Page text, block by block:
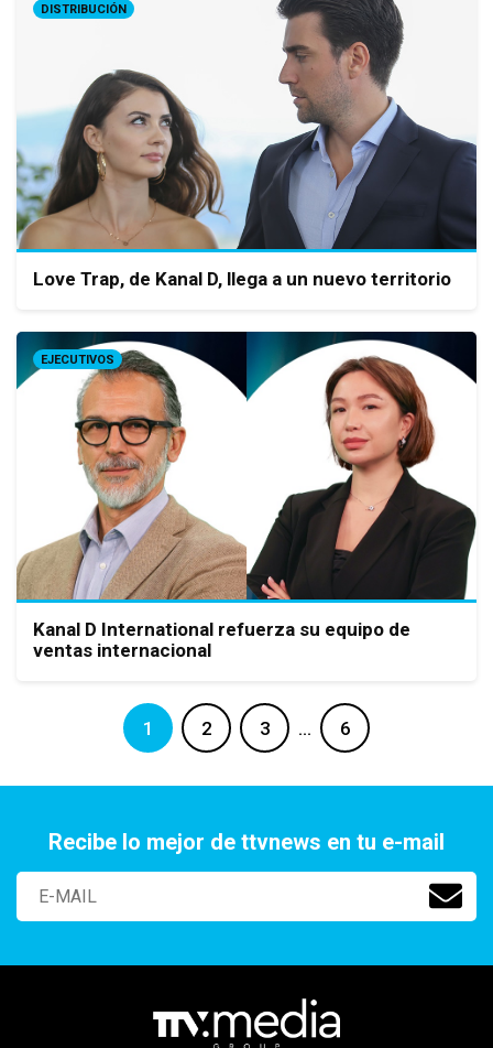
DISTRIBUCIÓN
Love Trap, de Kanal D, llega a un nuevo territorio
EJECUTIVOS
Kanal D International refuerza su equipo de
ventas internacional
1 2 3 … 6
Recibe lo mejor de ttvnews en tu e-mail